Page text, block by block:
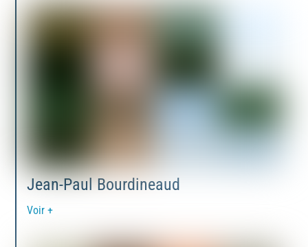
Jean-Paul Bourdineaud
Voir +